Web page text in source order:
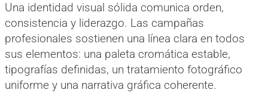
Una identidad visual sólida comunica orden,
consistencia y liderazgo. Las campañas
profesionales sostienen una línea clara en todos
sus elementos: una paleta cromática estable,
tipografías definidas, un tratamiento fotográfico
uniforme y una narrativa gráfica coherente.